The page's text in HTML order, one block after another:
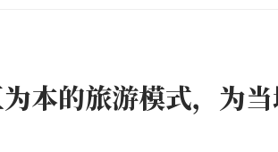
本的旅游模式，为